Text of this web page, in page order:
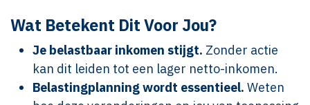
Wat Betekent Dit Voor Jou?
Je belastbaar inkomen stijgt. Zonder actie
kan dit leiden tot een lager netto-inkomen.
Belastingplanning wordt essentieel. Weten